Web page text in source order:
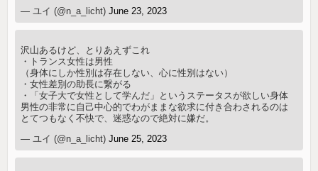
— ユイ (@n_a_licht)June 23, 2023
沢山あるけど、とりあえずこれ
・トランス女性は男性
（身体にしか性別は存在しない、心に性別はない）
・女性差別の助長に繋がる
・「女子大で女性として学んだ」というステータスが欲しい身体
男性の非常に自己中心的でわがままな欲求に付き合わされるのは
とてつもなく不快で、迷惑なので絶対に嫌だ。
— ユイ (@n_a_licht)June 25, 2023